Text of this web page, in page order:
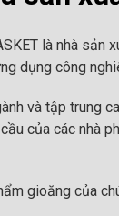
là nhà sản
dụng công
và tập trung
của các nhà
gioăng của